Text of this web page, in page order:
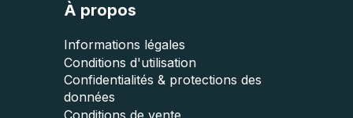
À propos
Informations légales
Conditions d'utilisation
Confidentialités & protections des
données
Conditions de vente